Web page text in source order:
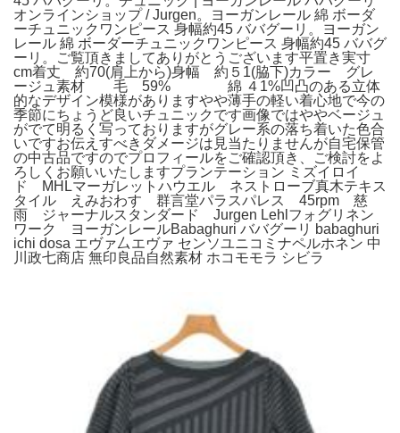
オンラインショップ / Jurgen。ヨーガンレール 綿 ボーダ
ーチュニックワンピース 身幅約45 ババグーリ。ヨーガン
レール 綿 ボーダーチュニックワンピース 身幅約45 ババグ
ーリ。ご覧頂きましてありがとうございます平置き実寸
cm着丈 約70(肩上から)身幅 約５1(脇下)カラー グレ
ージュ素材 毛 59% 綿 ４1%凹凸のある立体
的なデザイン模様がありますやや薄手の軽い着心地で今の
季節にちょうど良いチュニックです画像ではややベージュ
がでて明るく写っておりますがグレー系の落ち着いた色合
いですお伝えすべきダメージは見当たりませんが自宅保管
の中古品ですのでプロフィールをご確認頂き、ご検討をよ
ろしくお願いいたしますプランテーション ミズイロイ
ド MHLマーガレットハウエル ネストローブ真木テキス
タイル えみおわす 群言堂パラスパレス 45rpm 慈
雨 ジャーナルスタンダード Jurgen Lehlフォグリネン
ワーク ヨーガンレールBabaghuri ババグーリ babaghuri
ichi dosa エヴァ厶エヴァ センソユニコミナペルホネン 中
川政七商店 無印良品自然素材 ホコモモラ シビラ